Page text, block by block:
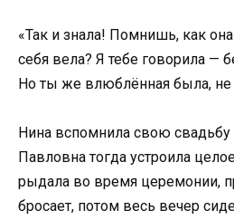
«Так и знала! Помнишь, как
себя вела? Я тебе говорила —
Но ты же влюблённая была, не
Нина вспомнила свою свадьбу
Павловна тогда устроила
рыдала во время церемонии,
бросает, потом весь вечер